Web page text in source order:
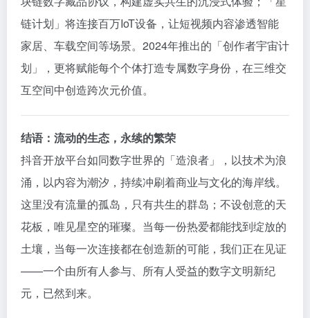
链计划」将连接百万IoT设备，让短视频内容渗透智能
家居、车载空间等场景。2024年推出的「创作者宇宙计
划」，更将赋能每个个体打造专属数字身份，在三维交
互空间中创造跨次元价值。
结语：流动的生态，永续的繁荣
抖音开放平台如同数字世界的「造浪者」，以技术为浪
涌，以内容为潮汐，持续冲刷着商业与文化的海岸线。
这里没有流量的孤岛，只有共生的群岛；不设创意的天
花板，唯见星空的璀璨。当每一份热爱都能找到绽放的
土壤，当每一次连接都在创造新的可能，我们正在见证
——一个由所有人参与、所有人受益的数字文明新纪
元，已然到来。